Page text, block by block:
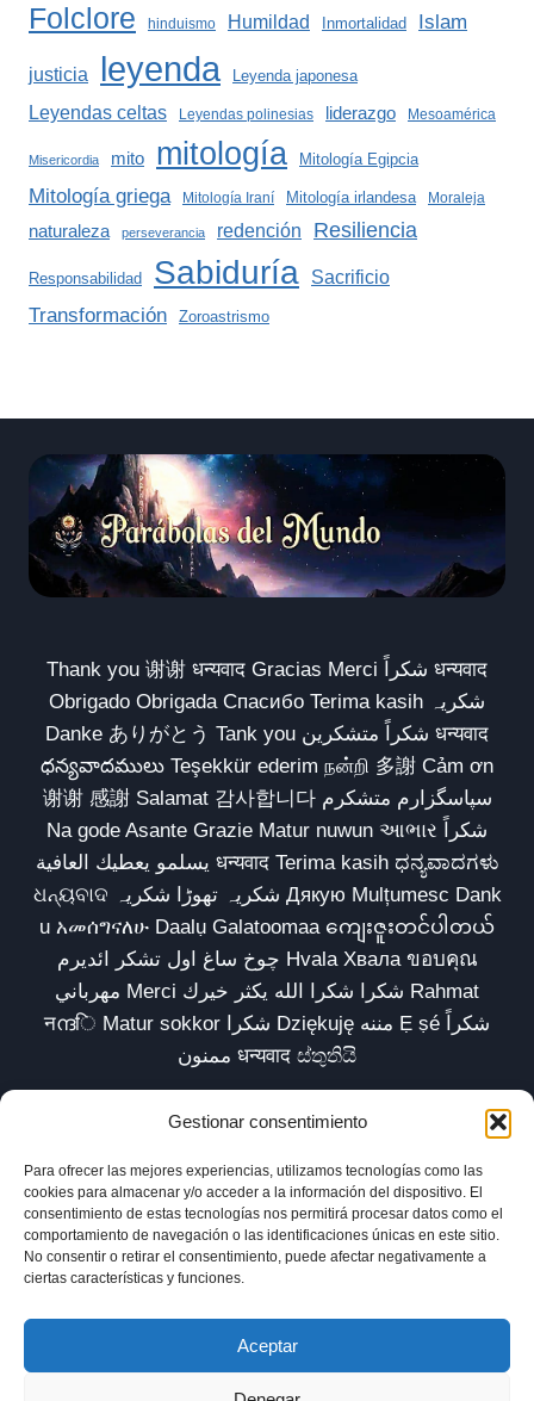
Gestionar consentimiento
Para ofrecer las mejores experiencias, utilizamos tecnologías como las
cookies para almacenar y/o acceder a la información del dispositivo. El
consentimiento de estas tecnologías nos permitirá procesar datos como el
comportamiento de navegación o las identificaciones únicas en este sitio.
No consentir o retirar el consentimiento, puede afectar negativamente a
ciertas características y funciones.
Aceptar
Folclore hinduismo Humildad Inmortalidad Islam
justicia leyenda Leyenda japonesa
Leyendas celtas Leyendas polinesias liderazgo Mesoamérica
Misericordia mito mitología Mitología Egipcia
Mitología griega Mitología Iraní Mitología irlandesa Moraleja
naturaleza perseverancia redención Resiliencia
Responsabilidad Sabiduría Sacrificio
Transformación Zoroastrismo
Thank you 谢谢 धन्यवाद Gracias Merci شكراً धन्यवाद
Obrigado Obrigada Спасибо Terima kasih شکریہ
Danke ありがとう Tank you شكراً متشكرين धन्यवाद
ధన్యవాదములు Teşekkür ederim நன்றி 多謝 Cảm ơn
谢谢 感謝 Salamat 감사합니다 سپاسگزارم متشکرم
Na gode Asante Grazie Matur nuwun આભાર شكراً
يسلمو يعطيك العافية धन्यवाद Terima kasih ಧನ್ಯವಾದಗಳು
ଧନ୍ୟବାଦ شکریہ تھوڑا شکریہ Дякую Mulțumesc Dank
u አመሰግናለሁ Daalụ Galatoomaa ကျေးဇူးတင်ပါတယ်
چوخ ساغ اول تشکر ائدیرم Hvala Хвала ขอบคุณ
مهرباني Merci شكرا شكرا الله يكثر خيرك Rahmat
नന്ദि Matur sokkor شكرا Dziękuję مننه Ẹ ṣé شكراً
ممنون धन्यवाद ස්තුතියි
Inicio Biblioteca Parábolas TV
Comunidad
Esencia
Blog
Política de privacidad
Aviso legal
Política de cookies (UE)